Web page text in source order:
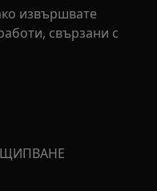
извършвате
свързани с